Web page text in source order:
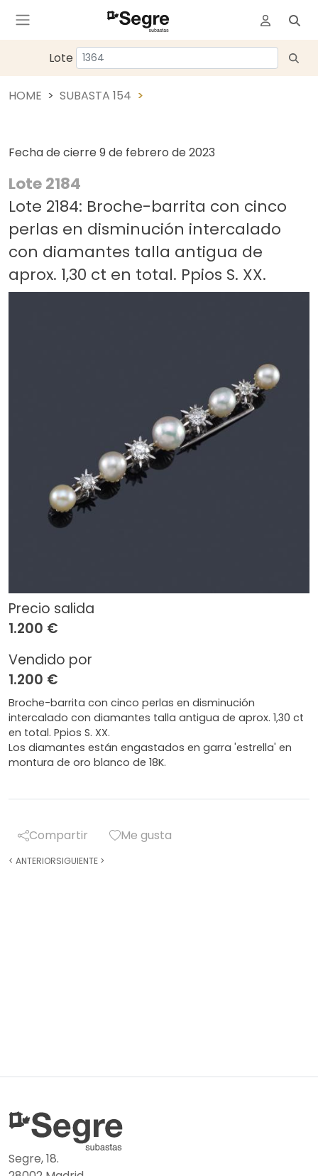
Lote
HOME SUBASTA 154
Fecha de cierre 9 de febrero de 2023
Lote 2184
Lote 2184: Broche-barrita con cinco
perlas en disminución intercalado
con diamantes talla antigua de
aprox. 1,30 ct en total. Ppios S. XX.
Precio salida
1.200 €
Vendido por
1.200 €
Broche-barrita con cinco perlas en disminución
intercalado con diamantes talla antigua de aprox. 1,30 ct
en total. Ppios S. XX.
Los diamantes están engastados en garra 'estrella' en
montura de oro blanco de 18K.
Compartir Me gusta
< ANTERIORSIGUIENTE >
Segre, 18.